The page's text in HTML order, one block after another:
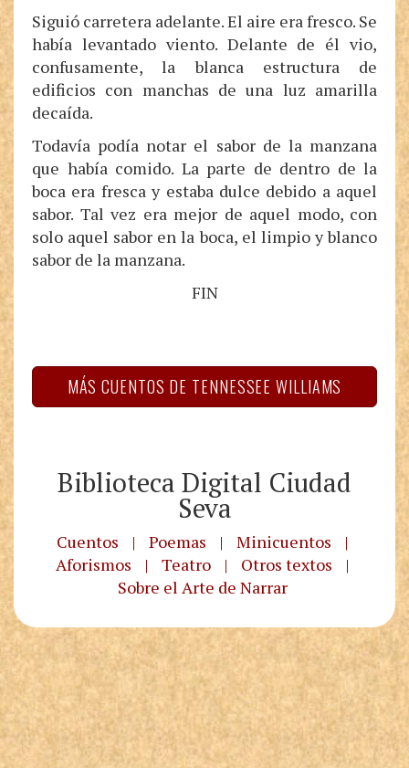
Siguió carretera adelante. El aire era fresco. Se
había levantado viento. Delante de él vio,
confusamente, la blanca estructura de
edificios con manchas de una luz amarilla
decaída.
Todavía podía notar el sabor de la manzana
que había comido. La parte de dentro de la
boca era fresca y estaba dulce debido a aquel
sabor. Tal vez era mejor de aquel modo, con
solo aquel sabor en la boca, el limpio y blanco
sabor de la manzana.
FIN
MÁS CUENTOS DE TENNESSEE WILLIAMS
Biblioteca Digital Ciudad
Seva
Cuentos | Poemas | Minicuentos
|
Aforismos
| Teatro | Otros textos
|
Sobre el Arte de Narrar